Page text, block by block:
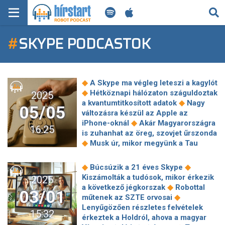
KERESÉS
KEZDŐLAP
FRISS HÍREK
TECH HÍREK
FILM-ZENE-SZÓRAKOZÁS
PLAYLIST
MI AZ A ROBOT PODCAST?
#SKYPE PODCASTOK
2025
05/05
16:25
◆ A Skype ma végleg leteszi a kagylót
◆ Hétköznapi hálózaton száguldoztak
a kvantumtitkosított adatok ◆ Nagy
változásra készül az Apple az
iPhone-oknál ◆ Akár Magyarországra
is zuhanhat az öreg, szovjet űrszonda
◆ Musk úr, mikor megyünk a Tau
LCD tévével lépett elő egy kínai cég
Nem engedi el a kínai piacot az Nvidia
◆Az amerikai és az európai
hatóságoknak ugyanaz a bajuk a
Google-vel ◆ Óriásit lépett előre
grafika terén a Windows ingyenes,
2025
03/01
15:32
◆ Búcsúzik a 21 éves Skype ◆
Kiszámolták a tudósok, mikor érkezik
a következő jégkorszak ◆ Robottal
műtenek az SZTE orvosai ◆
Lenyűgözően részletes felvételek
érkeztek a Holdról, ahova a magyar